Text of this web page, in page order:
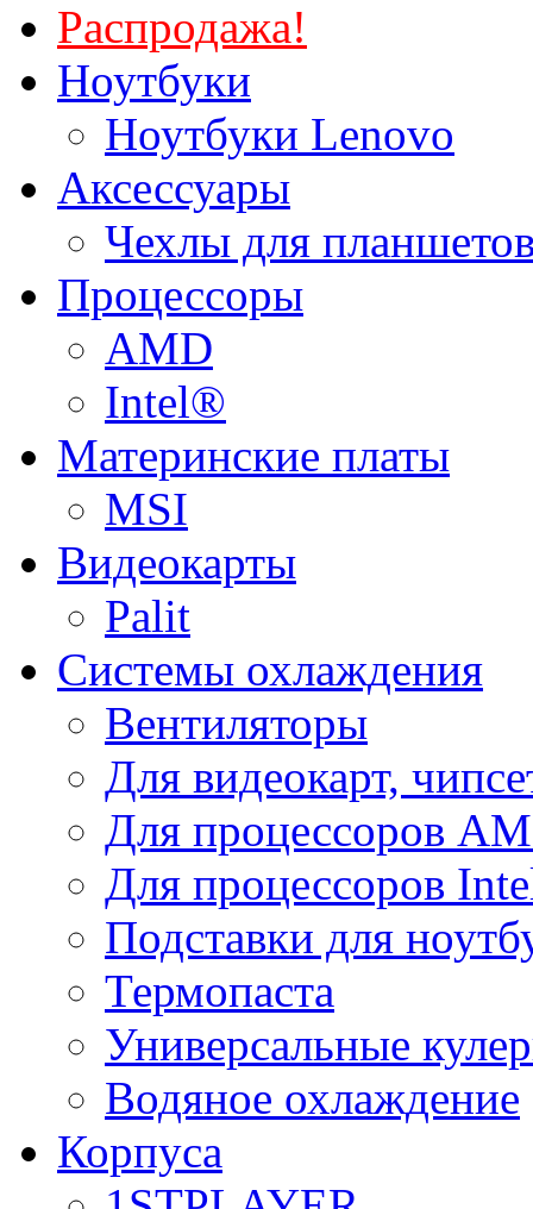
Распродажа!
Ноутбуки
Ноутбуки Lenovo
Аксессуары
Чехлы для
Процессоры
AMD
Intel®
Материнские платы
MSI
Видеокарты
Palit
Системы охлаждения
Вентиляторы
Для видеокарт,
Для процессоров
Для процессоров
Подставки для
Термопаста
Универсальные
Водяное охлаждение
Корпуса